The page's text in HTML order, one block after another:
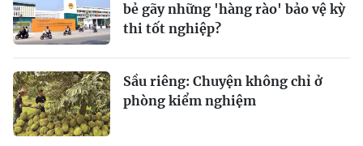
bẻ gãy những 'hàng rào' bảo vệ kỳ
thi tốt nghiệp?
Sầu riêng: Chuyện không chỉ ở
phòng kiểm nghiệm